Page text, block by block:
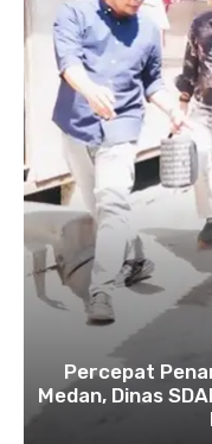
Percepat
Medan, Dinas